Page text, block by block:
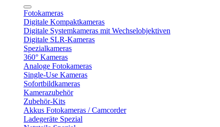
Fotokameras
Digitale Kompaktkameras
Digitale Systemkameras mit Wechselobjektiven
Digitale SLR-Kameras
Spezialkameras
360° Kameras
Analoge Fotokameras
Single-Use Kameras
Sofortbildkameras
Kamerazubehör
Zubehör-Kits
Akkus Fotokameras / Camcorder
Ladegeräte Spezial